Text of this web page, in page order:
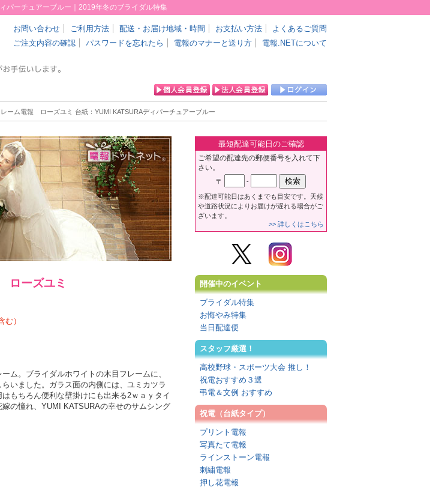
ーチュアーブルー｜2019年冬のブライダル特集
お問い合わせ ご利用方法 配送・お届け地域・時間 お支払い方法
よくあるご質問
ご注文内容の確認
パスワードを忘れたら 電報のマナーと送り方 電報.NETについて
ーム電報 ローズユミ 台紙：YUMI KATSURAディパーチュアーブルー
ローズユミ
む）
ム。ブライダルホワイトの木目フレームに、
いました。ガラス面の内側には、ユミカツラ
もちろん便利な壁掛けにも出来る2ｗａｙタイ
の憧れ、YUMI KATSURAの幸せのサムシング
最短配達可能日のご確認
ご希望の配達先の郵便番号を入れて下
さい。
〒 -
※配達可能日はあくまでも目安です。天候
や道路状況によりお届けが遅れる場合がご
ざいます。
>> 詳しくはこちら
開催中のイベント
ブライダル特集
お悔やみ特集
当日配達便
スタッフ厳選！
高校野球・スポーツ大会 推し！
祝電おすすめ３選
弔電＆文例 おすすめ
祝電（台紙タイプ）
プリント電報
写真たて電報
ラインストーン電報
刺繍電報
押し花電報